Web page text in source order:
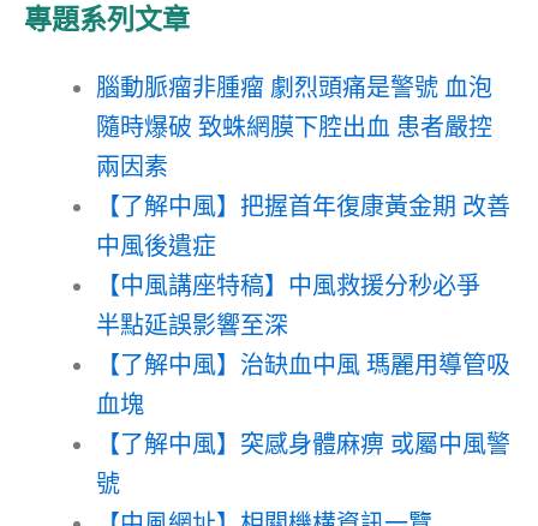
專題系列文章
腦動脈瘤非腫瘤 劇烈頭痛是警號 血泡
隨時爆破 致蛛網膜下腔出血 患者嚴控
兩因素
【了解中風】把握首年復康黃金期 改善
中風後遺症
【中風講座特稿】中風救援分秒必爭
半點延誤影響至深
【了解中風】治缺血中風 瑪麗用導管吸
血塊
【了解中風】突感身體麻痹 或屬中風警
號